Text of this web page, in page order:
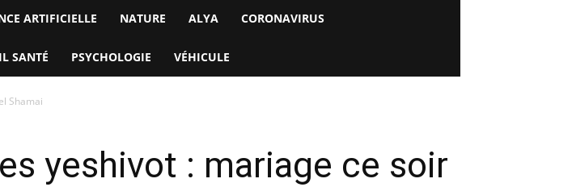
ARTIFICIELLE NATURE ALYA CORONAVIRUS
SANTÉ PSYCHOLOGIE VÉHICULE
Shamai
yeshivot : mariage ce soir